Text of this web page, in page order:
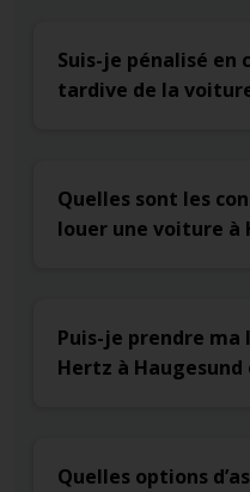
Suis-je pénalisé en
tardive de la
Quelles sont les
louer une voiture à
Puis-je prendre
Hertz à
Quelles options